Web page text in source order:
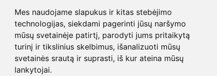
Mes naudojame slapukus ir kitas stebėjimo
technologijas, siekdami pagerinti jūsų naršymo
mūsų svetainėje patirtį, parodyti jums pritaikytą
turinį ir tikslinius skelbimus, išanalizuoti mūsų
svetainės srautą ir suprasti, iš kur ateina mūsų
lankytojai.
Copyright © 2026 Com+. Visos teisės saugomos.